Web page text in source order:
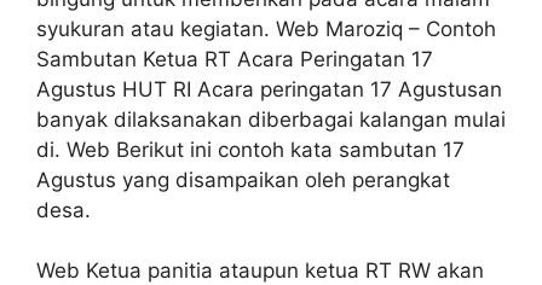
syukuran atau kegiatan. Web Maroziq – Contoh
Sambutan Ketua RT Acara Peringatan 17
Agustus HUT RI Acara peringatan 17 Agustusan
banyak dilaksanakan diberbagai kalangan mulai
di. Web Berikut ini contoh kata sambutan 17
Agustus yang disampaikan oleh perangkat
desa.
Web Ketua panitia ataupun ketua RT RW akan